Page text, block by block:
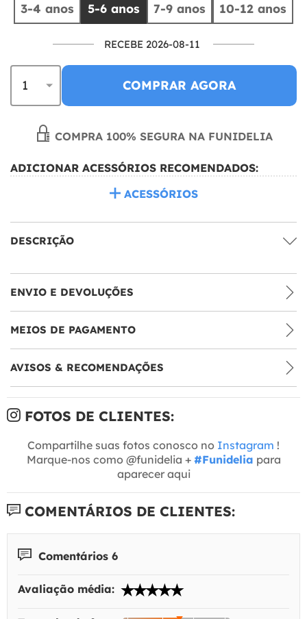
3-4 anos 5-6 anos 7-9 anos 10-12 anos
RECEBE 2026-08-11
COMPRAR AGORA
COMPRA 100% SEGURA NA FUNIDELIA
ADICIONAR ACESSÓRIOS RECOMENDADOS:
ACESSÓRIOS
DESCRIÇÃO
ENVIO E DEVOLUÇÕES
MEIOS DE PAGAMENTO
AVISOS & RECOMENDAÇÕES
FOTOS DE CLIENTES:
Compartilhe suas fotos conosco no Instagram !
Marque-nos como @funidelia + #Funidelia para
aparecer aqui
COMENTÁRIOS DE CLIENTES:
Comentários 6
Avaliação média: